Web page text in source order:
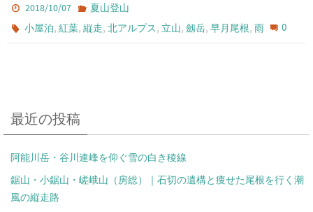
2018/10/07
夏山登山
小屋泊,紅葉,縦走,北アルプス, 立山,劔岳,早月尾根,雨 0
最近の投稿
阿能川岳・谷川連峰を仰ぐ雪の白き稜線
鋸山・小鋸山・嵯峨山（房総）｜石切の遺構と痩せた尾根を行く潮
風の縦走路